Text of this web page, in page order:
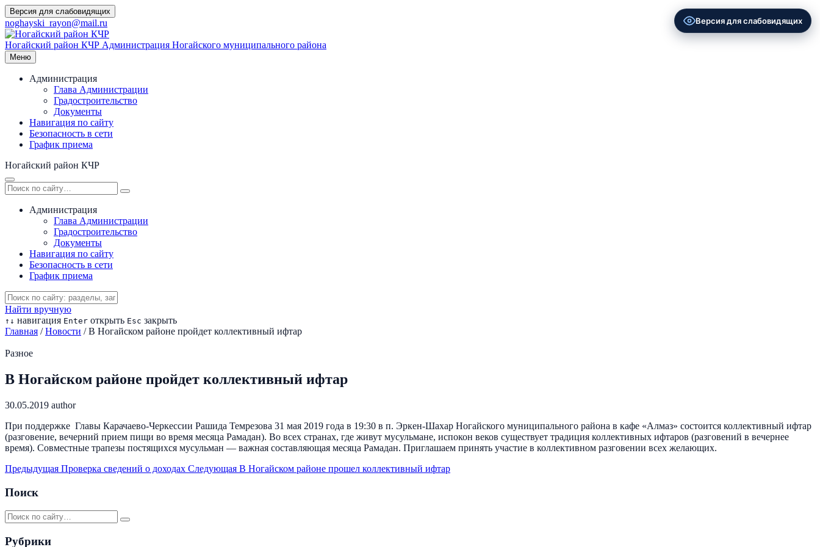
Перейти
к
содержимому
Версия для слабовидящих
noghayski_rayon@mail.ru
Ногайский район КЧР Администрация Ногайского муниципального района
Меню
Администрация
Глава Администрации
Градостроительство
Документы
Навигация по сайту
Безопасность в сети
График приема
Ногайский район КЧР
Администрация
Глава Администрации
Градостроительство
Документы
Навигация по сайту
Безопасность в сети
График приема
Найти вручную
↑ ↓ навигация Enter открыть Esc закрыть
Главная / Новости / В Ногайском районе пройдет коллективный ифтар
Разное
В Ногайском районе пройдет коллективный ифтар
30.05.2019 author
При поддержке Главы Карачаево-Черкессии Рашида Темрезова 31 мая 2019 года в 19:30 в п. Эркен-Шахар Ногайского муниципального района в кафе «Алмаз» состоится коллективный ифтар
(разговение, вечерний прием пищи во время месяца Рамадан). Во всех странах, где живут мусульмане, испокон веков существует традиция коллективных ифтаров (разговений в вечернее
время). Совместные трапезы постящихся мусульман — важная составляющая месяца Рамадан. Приглашаем принять участие в коллективном разговении всех желающих.
Предыдущая Проверка сведений о доходах Следующая В Ногайском районе прошел коллективный ифтар
Поиск
Рубрики
Версия для слабовидящих